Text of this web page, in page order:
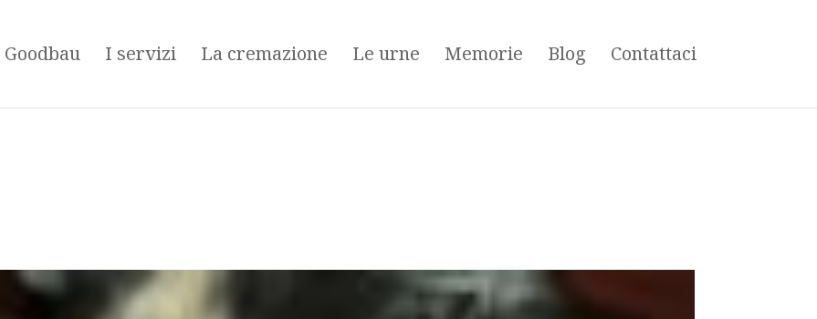
I servizi La cremazione Le urne Memorie Blog Contattaci